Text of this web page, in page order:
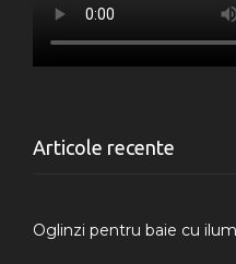
Articole recente
Oglinzi pentru baie cu